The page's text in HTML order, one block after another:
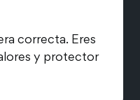
correcta. Eres
y protector